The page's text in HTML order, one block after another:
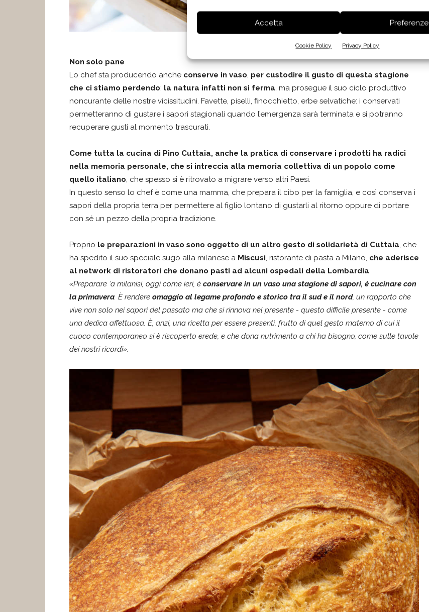
Accetta Preferenze
Cookie Policy Privacy Policy
Non solo pane
Lo chef sta producendo anche conserve in vaso, per custodire il gusto di questa stagione
che ci stiamo perdendo: la natura infatti non si ferma, ma prosegue il suo ciclo produttivo
noncurante delle nostre vicissitudini. Favette, piselli, finocchietto, erbe selvatiche: i conservati
permetteranno di gustare i sapori stagionali quando l’emergenza sarà terminata e si potranno
recuperare gusti al momento trascurati.
Come tutta la cucina di Pino Cuttaia, anche la pratica di conservare i prodotti ha radici
nella memoria personale, che si intreccia alla memoria collettiva di un popolo come
quello italiano, che spesso si è ritrovato a migrare verso altri Paesi.
In questo senso lo chef è come una mamma, che prepara il cibo per la famiglia, e così conserva i
sapori della propria terra per permettere al figlio lontano di gustarli al ritorno oppure di portare
con sé un pezzo della propria tradizione.
Proprio le preparazioni in vaso sono oggetto di un altro gesto di solidarietà di Cuttaia, che
ha spedito il suo speciale sugo alla milanese a Miscusi, ristorante di pasta a Milano, che aderisce
al network di ristoratori che donano pasti ad alcuni ospedali della Lombardia.
«Preparare ‘a milanisi, oggi come ieri, è conservare in un vaso una stagione di sapori, è cucinare con
la primavera. È rendere omaggio al legame profondo e storico tra il sud e il nord, un rapporto che
vive non solo nei sapori del passato ma che si rinnova nel presente - questo difficile presente - come
una dedica affettuosa. È, anzi, una ricetta per essere presenti, frutto di quel gesto materno di cui il
cuoco contemporaneo si è riscoperto erede, e che dona nutrimento a chi ha bisogno, come sulle tavole
dei nostri ricordi».